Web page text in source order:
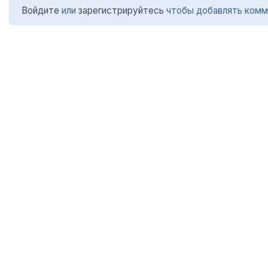
Войдите или зарегистрируйтесь чтобы добавлять